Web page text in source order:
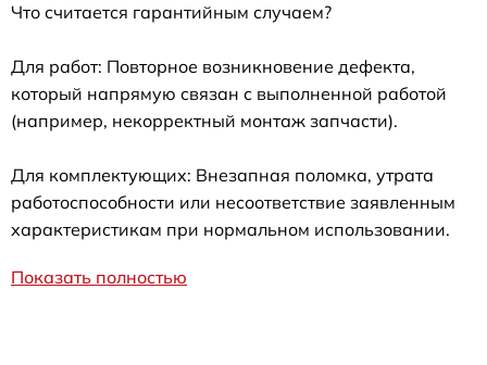
Что считается гарантийным случаем?
Для работ: Повторное возникновение дефекта,
который напрямую связан с выполненной работой
(например, некорректный монтаж запчасти).
Для комплектующих: Внезапная поломка, утрата
работоспособности или несоответствие заявленным
характеристикам при нормальном использовании.
Показать полностью